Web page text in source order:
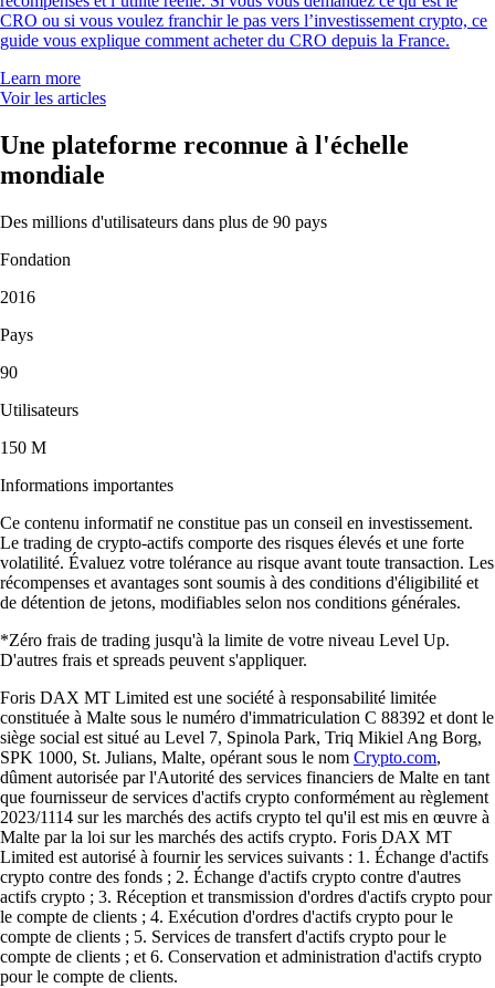
CRO ou si vous voulez franchir le pas vers l’investissement crypto, ce
guide vous explique comment acheter du CRO depuis la France.
Learn more
Voir les articles
Une plateforme reconnue à l'échelle
mondiale
Des millions d'utilisateurs dans plus de 90 pays
Fondation
2016
Pays
90
Utilisateurs
150 M
Informations importantes
Ce contenu informatif ne constitue pas un conseil en investissement.
Le trading de crypto-actifs comporte des risques élevés et une forte
volatilité. Évaluez votre tolérance au risque avant toute transaction. Les
récompenses et avantages sont soumis à des conditions d'éligibilité et
de détention de jetons, modifiables selon nos conditions générales.
*Zéro frais de trading jusqu'à la limite de votre niveau Level Up.
D'autres frais et spreads peuvent s'appliquer.
Foris DAX MT Limited est une société à responsabilité limitée
constituée à Malte sous le numéro d'immatriculation C 88392 et dont le
siège social est situé au Level 7, Spinola Park, Triq Mikiel Ang Borg,
SPK 1000, St. Julians, Malte, opérant sous le nom Crypto.com,
dûment autorisée par l'Autorité des services financiers de Malte en tant
que fournisseur de services d'actifs crypto conformément au règlement
2023/1114 sur les marchés des actifs crypto tel qu'il est mis en œuvre à
Malte par la loi sur les marchés des actifs crypto. Foris DAX MT
Limited est autorisé à fournir les services suivants : 1. Échange d'actifs
crypto contre des fonds ; 2. Échange d'actifs crypto contre d'autres
actifs crypto ; 3. Réception et transmission d'ordres d'actifs crypto pour
le compte de clients ; 4. Exécution d'ordres d'actifs crypto pour le
compte de clients ; 5. Services de transfert d'actifs crypto pour le
compte de clients ; et 6. Conservation et administration d'actifs crypto
pour le compte de clients.